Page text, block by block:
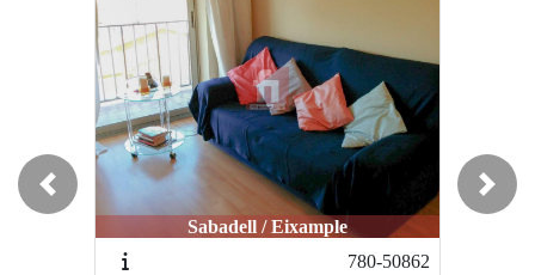
Sabadell / Eixample
780-50862
Previous Next